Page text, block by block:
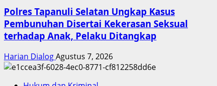
Polres Tapanuli Selatan Ungkap Kasus
Pembunuhan Disertai Kekerasan Seksual
terhadap Anak, Pelaku Ditangkap
Harian DialogAgustus 7, 2026